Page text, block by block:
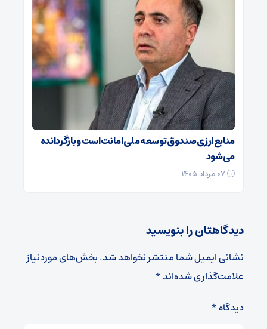
منابع ارزی صندوق توسعه ملی امانت است و بازگردانده
می‌شود
دیدگاهتان را بنویسید
نشانی ایمیل شما منتشر نخواهد شد.بخش‌های موردنیاز
علامت‌گذاری شده‌اند*
دیدگاه*